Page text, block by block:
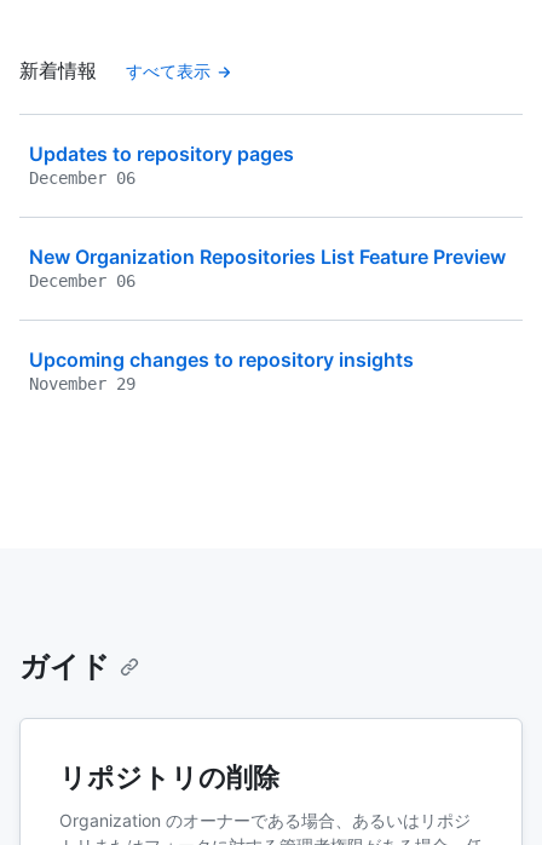
新着情報 すべて表示
Updates to repository pages
December 06
New Organization Repositories List Feature Preview
December 06
Upcoming changes to repository insights
November 29
ガイド
リポジトリの削除
Organization のオーナーである場合、あるいはリポジ